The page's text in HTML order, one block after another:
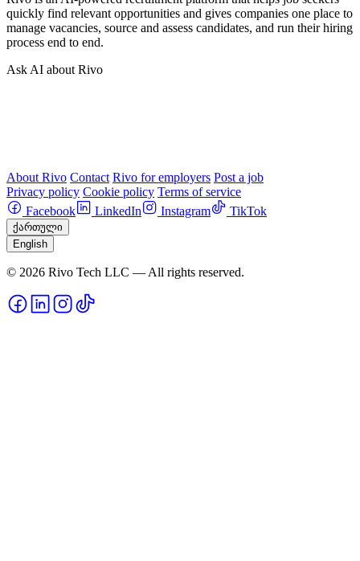
quickly find relevant opportunities and gives companies one place to
manage vacancies, source and assess candidates, and run their hiring
process end to end.
Ask AI about Rivo
About Rivo Contact Rivo for employers Post a job
Privacy policy Cookie policy Terms of service
Facebook
LinkedIn Instagram TikTok
ქართული
English
© 2026 Rivo Tech LLC — All rights reserved.